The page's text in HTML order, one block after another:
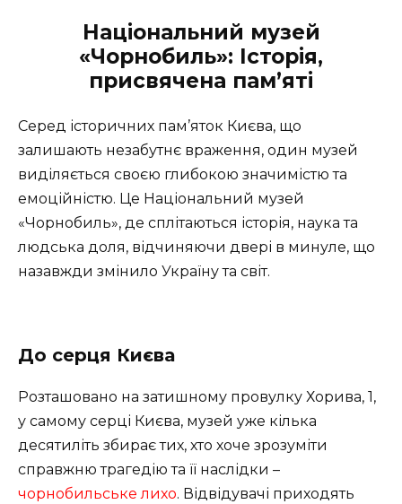
Національний музей
«Чорнобиль»: Історія,
присвячена пам’яті
Серед історичних пам’яток Києва, що
залишають незабутнє враження, один музей
виділяється своєю глибокою значимістю та
емоційністю. Це Національний музей
«Чорнобиль», де сплітаються історія, наука та
людська доля, відчиняючи двері в минуле, що
назавжди змінило Україну та світ.
До серця Києва
Розташовано на затишному провулку Хорива, 1,
у самому серці Києва, музей уже кілька
десятиліть збирає тих, хто хоче зрозуміти
справжню трагедію та її наслідки –
чорнобильське лихо. Відвідувачі приходять